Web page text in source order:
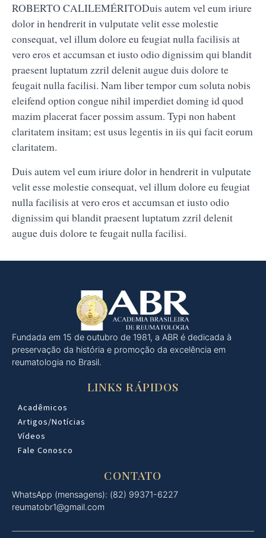
ROBERTO CALILEMÉRITODuis autem vel eum iriure
dolor in hendrerit in vulputate velit esse molestie
consequat, vel illum dolore eu feugiat nulla facilisis at
vero eros et accumsan et iusto odio dignissim qui blandit
praesent luptatum zzril delenit augue duis dolore te
feugait nulla facilisi. Nam liber tempor cum soluta nobis
eleifend option congue nihil imperdiet doming id quod
mazim placerat facer possim assum. Typi non habent
claritatem insitam; est usus legentis in iis qui facit eorum
claritatem.
Duis autem vel eum iriure dolor in hendrerit in vulputate
velit esse molestie consequat, vel illum dolore eu feugiat
nulla facilisis at vero eros et accumsan et iusto odio
dignissim qui blandit praesent luptatum zzril delenit
augue duis dolore te feugait nulla facilisi.
Fundada em 15 de outubro de 1981, a ABR é dedicada à
preservação da história e promoção da excelência em
reumatologia no Brasil.
LINKS RÁPIDOS
Acadêmicos
Artigos/Notícias
Vídeos
Fale Conosco
CONTATO
WhatsApp (mensagens): (82) 99371-6227
reumatobr1@gmail.com